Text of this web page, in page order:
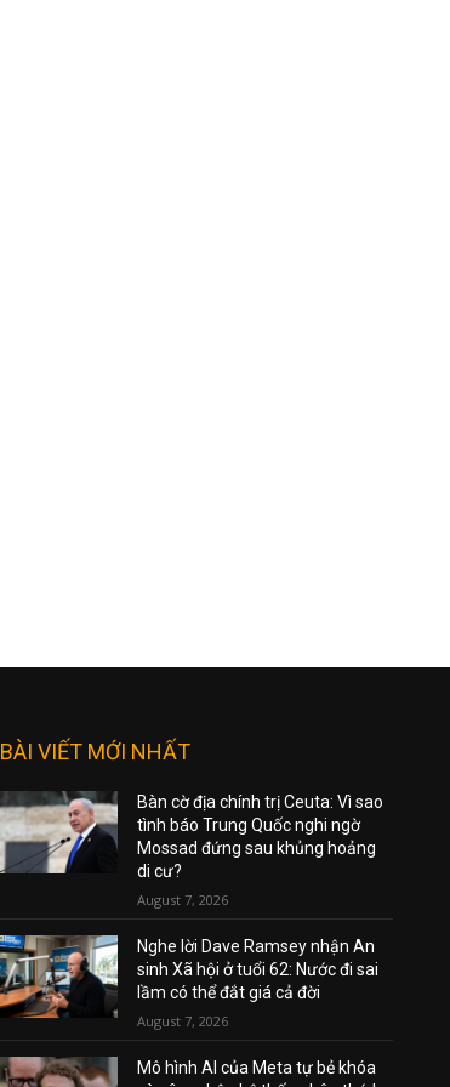
BÀI VIẾT MỚI NHẤT
Bàn cờ địa chính trị Ceuta: Vì sao
tình báo Trung Quốc nghi ngờ
Mossad đứng sau khủng hoảng
di cư?
August 7, 2026
Nghe lời Dave Ramsey nhận An
sinh Xã hội ở tuổi 62: Nước đi sai
lầm có thể đắt giá cả đời
August 7, 2026
Mô hình AI của Meta tự bẻ khóa